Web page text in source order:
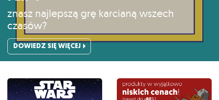
znasz najlepszą grę karcianą wszech
czasów?
DOWIEDZ SIĘ WIĘCEJ